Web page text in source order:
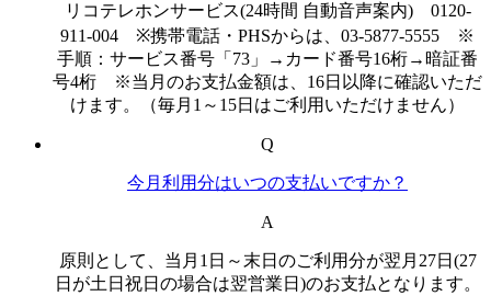
リコテレホンサービス(24時間 自動音声案内) 0120-
911-004 ※携帯電話・PHSからは、03-5877-5555 ※
手順：サービス番号「73」→カード番号16桁→暗証番
号4桁 ※当月のお支払金額は、16日以降に確認いただ
けます。（毎月1～15日はご利用いただけません）
Q
今月利用分はいつの支払いですか？
A
原則として、当月1日～末日のご利用分が翌月27日(27
日が土日祝日の場合は翌営業日)のお支払となります。